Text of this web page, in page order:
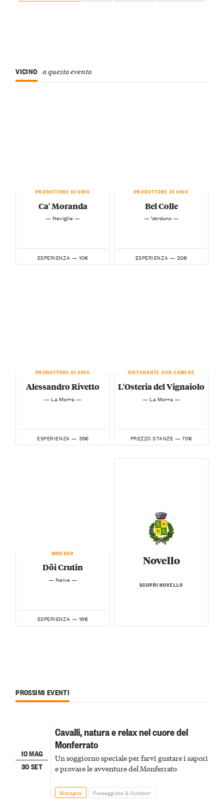
VICINO a questo evento
PRODUTTORE DI VINO
Ca' Moranda
— Neviglie —
ESPERIENZA — 10€
PRODUTTORE DI VINO
Bel Colle
— Verduno —
ESPERIENZA — 20€
PRODUTTORE DI VINO
Alessandro Rivetto
— La Morra —
ESPERIENZA — 35€
RISTORANTE CON CAMERE
L'Osteria del Vignaiolo
— La Morra —
PREZZO STANZE — 70€
WINEBAR
Döi Crutin
— Neive —
ESPERIENZA — 16€
Novello
SCOPRI NOVELLO
PROSSIMI EVENTI
10 MAG
30 SET
Cavalli, natura e relax nel cuore del
Monferrato
Un soggiorno speciale per farvi gustare i sapori
e provare le avventure del Monferrato
Bistagno Passeggiate & Outdoor